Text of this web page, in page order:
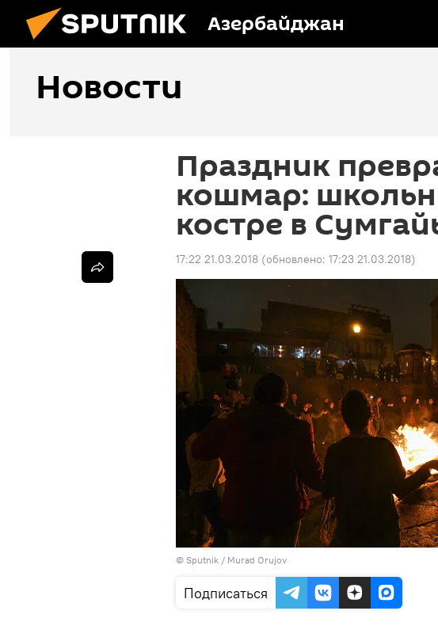
Азербайджан
Новости
Праздник
кошмар:
костре в
17:22 21.03.2018 (обновлено: 17:23 21.03.2018)
© Sputnik / Murad Orujov
Подписаться